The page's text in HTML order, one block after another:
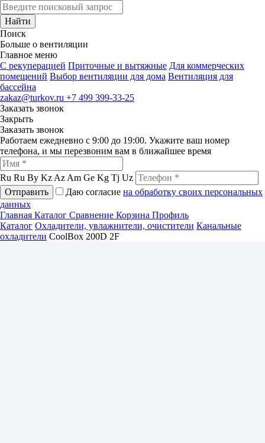
Найти
Поиск
Больше о вентиляции
Главное меню
C рекуперацией Приточные и вытяжные Для коммерческих
помещений Выбор вентиляции для дома Вентиляция для
бассейна
zakaz@turkov.ru +7 499 399-33-25
Заказать звонок
Закрыть
Заказать звонок
Работаем ежедневно с 9:00 до 19:00. Укажите ваш номер
телефона, и мы перезвоним вам в ближайшее время
Ru Ru By Kz Az Am Ge Kg Tj Uz
Отправить
Даю согласие на обработку своих персональных
данных
Главная Каталог Сравнение Корзина Профиль
Каталог Охладители, увлажнители, очистители Канальные
охладители CoolBox 200D 2F